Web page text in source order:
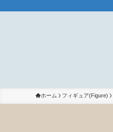
ホーム フィギュア(Figure)